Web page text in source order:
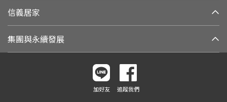
信義居家
集團與永續發展
加好友 追蹤我們